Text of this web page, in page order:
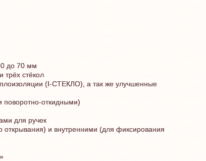
до 70 мм
стёкол
(I-СТЕКЛО), а так же улучшенные
поворотно-откидными)
для ручек
и внутренними (для фиксирования